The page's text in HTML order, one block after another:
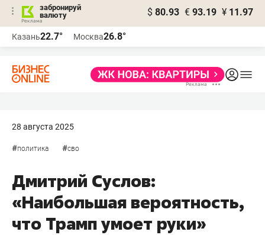
забронируй
валюту
$ 80.93 € 93.19 ¥ 11.97
Казань22.7° Москва26.8°
28 августа 2025
#политика #сво
Дмитрий Суслов:
«Наибольшая вероятность,
что Трамп умоет руки»